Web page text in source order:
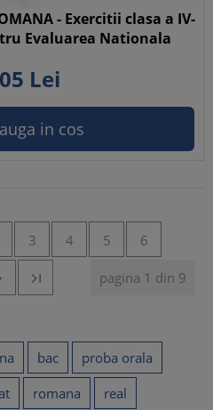
- Exercitii clasa a IV-
Evaluarea Nationala
05 Lei
in cos
3 4 5 6
pagina 1 din 9

bac
proba orala
romana
real